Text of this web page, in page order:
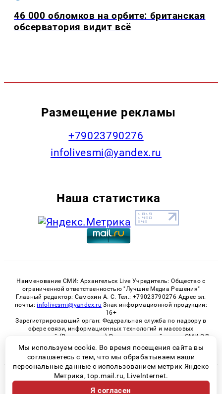
46 000 обломков на орбите: британская
обсерватория видит всё
Размещение рекламы
+79023790276
infolivesmi@yandex.ru
Наша статистика
Наименование СМИ: Архангельск Live Учредитель: Общество с
ограниченной ответственностью "Лучшие Медиа Решения"
Главный редактор: Самохин А. С. Тел.: +79023790276 Адрес эл.
почты: infolivesmi@yandex.ru Знак информационной продукции:
16+
Зарегистрировавший орган: Федеральная служба по надзору в
сфере связи, информационных технологий и массовых
коммуникаций (Роскомнадзор) Регистрационный номер СМИ ЭЛ
№ ФС 77 - 82533 от 21.01.2022
© 2026 «Архангельск Live» | Все права защищены
Возрастная категория сайта 16+
Мы используем cookie. Во время посещения сайта вы
соглашаетесь с тем, что мы обрабатываем ваши
персональные данные с использованием метрик Яндекс
Метрика, top.mail.ru, LiveInternet.
Я согласен